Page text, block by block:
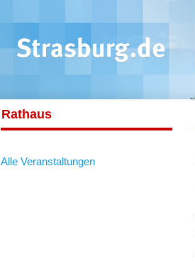
Rathaus
Alle Veranstaltungen